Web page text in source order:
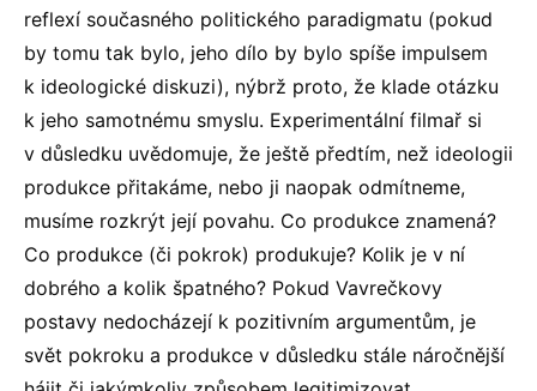
reflexí současného politického paradigmatu (pokud
by tomu tak bylo, jeho dílo by bylo spíše impulsem
k ideologické diskuzi), nýbrž proto, že klade otázku
k jeho samotnému smyslu. Experimentální filmař si
v důsledku uvědomuje, že ještě předtím, než ideologii
produkce přitakáme, nebo ji naopak odmítneme,
musíme rozkrýt její povahu. Co produkce znamená?
Co produkce (či pokrok) produkuje? Kolik je v ní
dobrého a kolik špatného? Pokud Vavrečkovy
postavy nedocházejí k pozitivním argumentům, je
svět pokroku a produkce v důsledku stále náročnější